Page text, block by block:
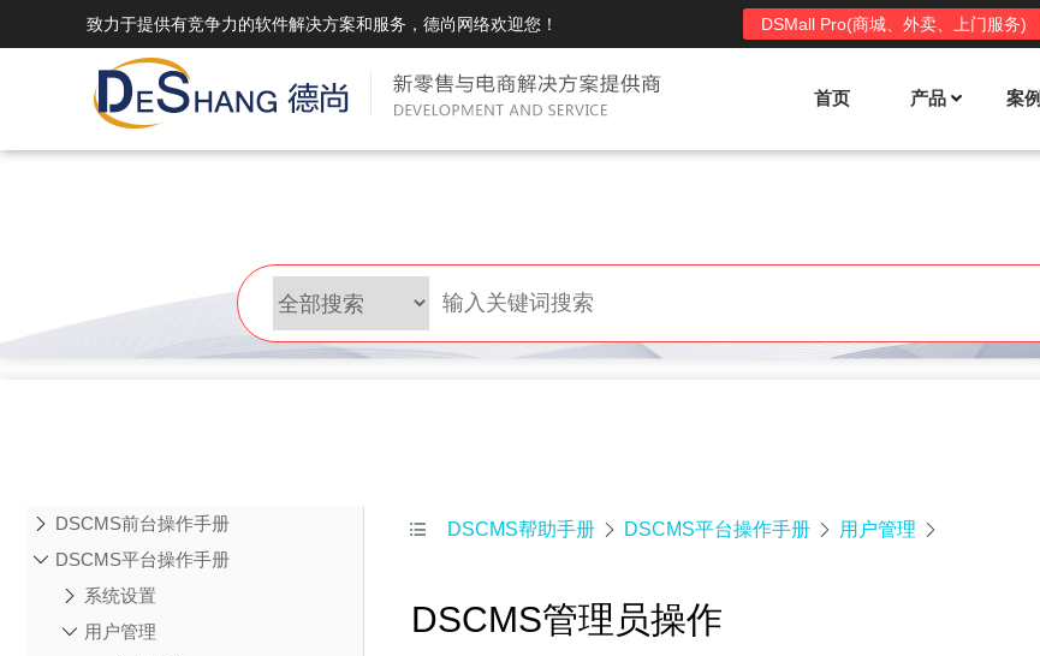
致力于提供有竞争力的软件解决方案和服务，德尚网络欢迎您！ DSMall Pro(商城、外卖、上门服务)
首页 产品
DSMall Pro功能列表
DSMall Pro支持商城购物，外卖，上门
服务，短视频等功能。
DSMall功能列表
系统支持平台自营、分销、拼团、限时
折扣、优惠套装、微信、小程序等
DSShop功能列表
案例
DSCMS前台操作手册
DSCMS平台操作手册
系统设置
用户管理
 DSCMS帮助手册  DSCMS平台操作手册  用户管理 
DSCMS管理员操作